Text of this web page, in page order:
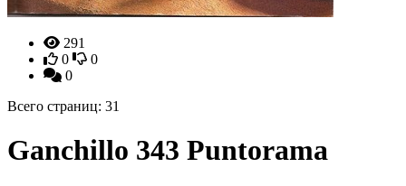
291
0
0
0
Всего страниц: 31
Ganchillo 343 Puntorama